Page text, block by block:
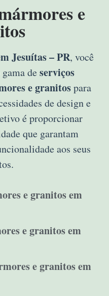
e
Jesuítas – PR, você
de serviços
e granitospara
de design e
é proporcionar
que garantam
aos seus
e granitos em
e granitos em
e granitos em